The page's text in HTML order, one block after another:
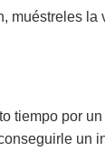
muéstreles la
tiempo por
un